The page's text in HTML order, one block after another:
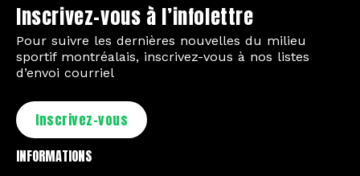
Inscrivez-vous à l’infolettre
Pour suivre les dernières nouvelles du milieu
sportif montréalais, inscrivez-vous à nos listes
d’envoi courriel
Inscrivez-vous
INFORMATIONS